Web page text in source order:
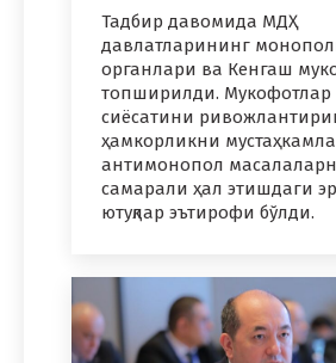
Тадбир давомида МДҲ
давлатларининг
органлари ва Кенгаш
топширилди. Мукофотлар
сиёсатини
ҳамкорликни
антимонопол
самарали ҳал этишдаги
ютуқлар эътирофи бўлди.